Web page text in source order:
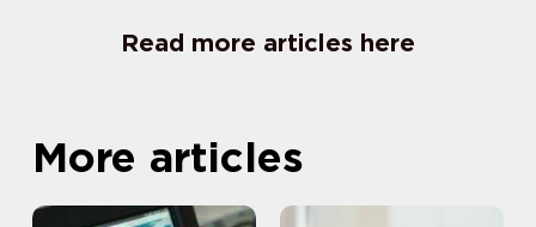
Read more articles here
More articles